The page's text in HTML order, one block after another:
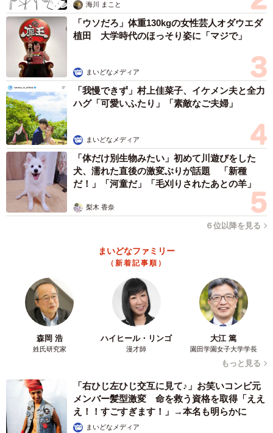
海川 まこと
「ウソだろ」体重130kgの女性芸人オダウエダ
植田 大学時代のほっそり姿に「マジで」
まいどなメディア
「我慢できず」村上佳菜子、イケメン夫と全力
ハグ「可愛いふたり」「素敵なご夫婦」
まいどなメディア
「体だけ別生物みたい」初めて川遊びをした
犬、濡れた直後の激変ぶりが話題 「新種
だ！」「河童だ」「毛刈りされたあとの羊」
梨木 香奈
６位以降を見る
まいどなファミリー
（新着記事順）
森岡 浩
姓氏研究家
ハイヒール・リンゴ
漫才師
大江 篤
園田学園女子大学学長
もっと見る
「右ひじ左ひじ交互に見て♪」お笑いコンビ元
メンバー髪型激変 命を救う資格を取得「ええ
え！！すごすぎます！」→本名も明らかに
まいどなメディア